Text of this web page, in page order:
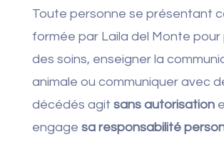
Toute personne se présentant
formée par Laila del Monte
des soins, enseigner la
animale ou communiquer avec
décédés agit sans autorisation
engage sa responsabilité